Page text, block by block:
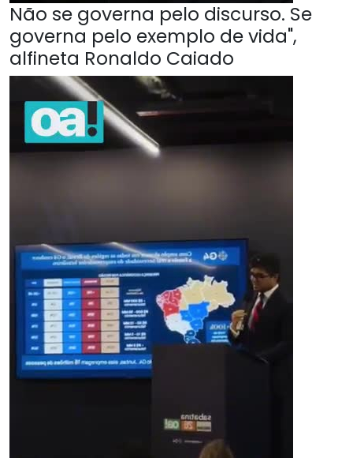
Não se governa pelo discurso. Se
governa pelo exemplo de vida",
alfineta Ronaldo Caiado